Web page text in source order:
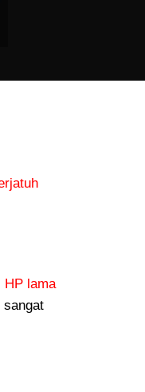
HP lama